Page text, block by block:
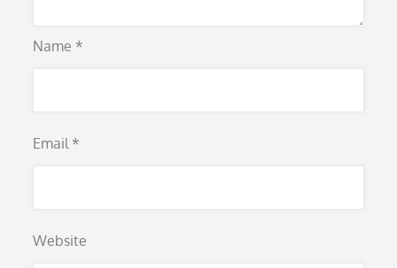
Name *
Email *
Website